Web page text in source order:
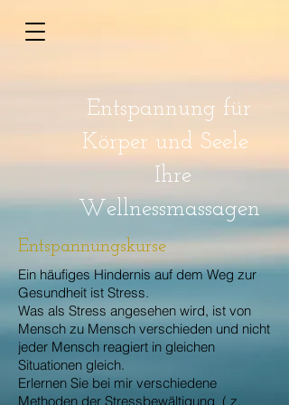
Entspannung für
Körper und Seele
Ihre
Wellnessmassagen
Entspannungskurse
Ein häufiges Hindernis auf dem Weg zur
Gesundheit ist Stress.
Was als Stress angesehen wird, ist von
Mensch zu Mensch verschieden und nicht
jeder Mensch reagiert in gleichen
Situationen gleich.
Erlernen Sie bei mir verschiedene
Methoden der Stressbewältigung ( z.